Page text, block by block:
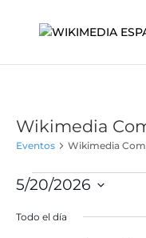
Wikimedia
Eventos Wikimedia
Eventos
mayo
5/20/2026
la
Todo el día